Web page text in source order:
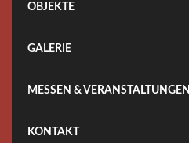
OBJEKTE
GALERIE
MESSEN & VERANSTALTUNGEN
KONTAKT